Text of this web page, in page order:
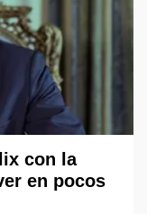
con la
en pocos